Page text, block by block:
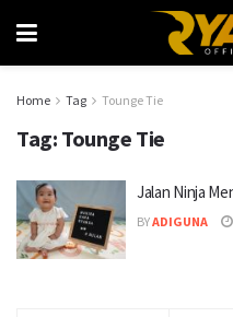
Home Tag Tounge Tie
Tag: Tounge Tie
Jalan Ninja
BYADIGUNA